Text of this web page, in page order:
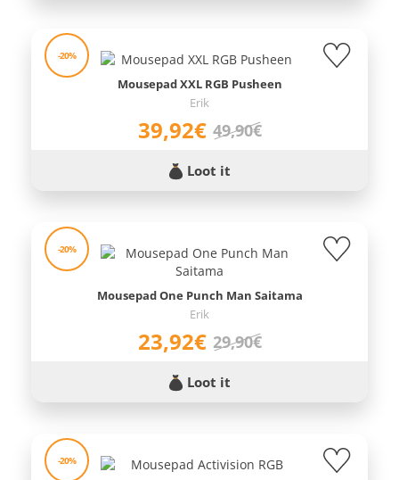
-20%
Mousepad XXL RGB Pusheen
Erik
39,92€ 49,90€
Loot it
-20%
Mousepad One Punch Man Saitama
Erik
23,92€ 29,90€
Loot it
-20%